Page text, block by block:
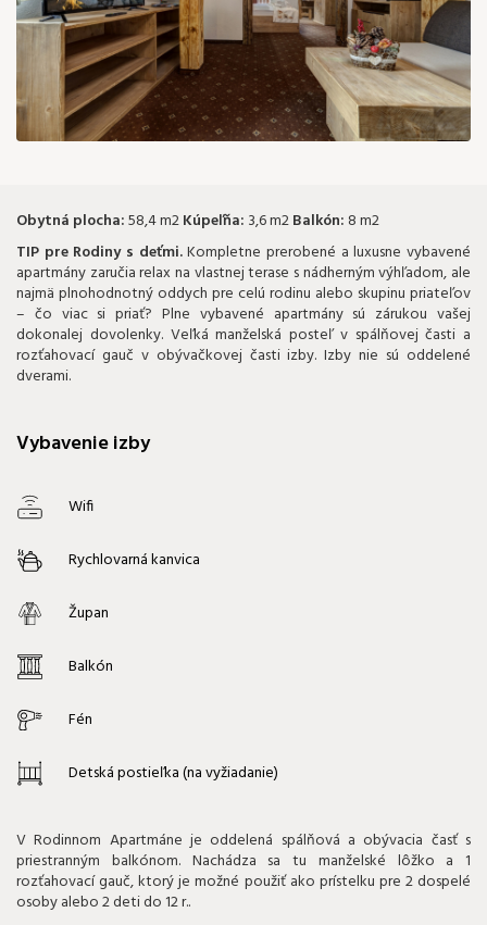
Obytná plocha:58,4 m2Kúpeľňa: 3,6 m2Balkón: 8 m2
TIP pre Rodiny s deťmi.Kompletne prerobené a luxusne vybavené
apartmány zaručia relax na vlastnej terase s nádherným výhľadom, ale
najmä plnohodnotný oddych pre celú rodinu alebo skupinu priateľov
– čo viac si priať? Plne vybavené apartmány sú zárukou vašej
dokonalej dovolenky. Veľká manželská posteľ v spálňovej časti a
rozťahovací gauč v obývačkovej časti izby. Izby nie sú oddelené
dverami.
Vybavenie izby
Wifi
Rychlovarná kanvica
Župan
Balkón
Fén
Detská postieľka (na vyžiadanie)
V Rodinnom Apartmáne je oddelená spálňová a obývacia časť s
priestranným balkónom. Nachádza sa tu manželské lôžko a 1
rozťahovací gauč, ktorý je možné použiť ako prístelku pre 2 dospelé
osoby alebo 2 deti do 12 r..